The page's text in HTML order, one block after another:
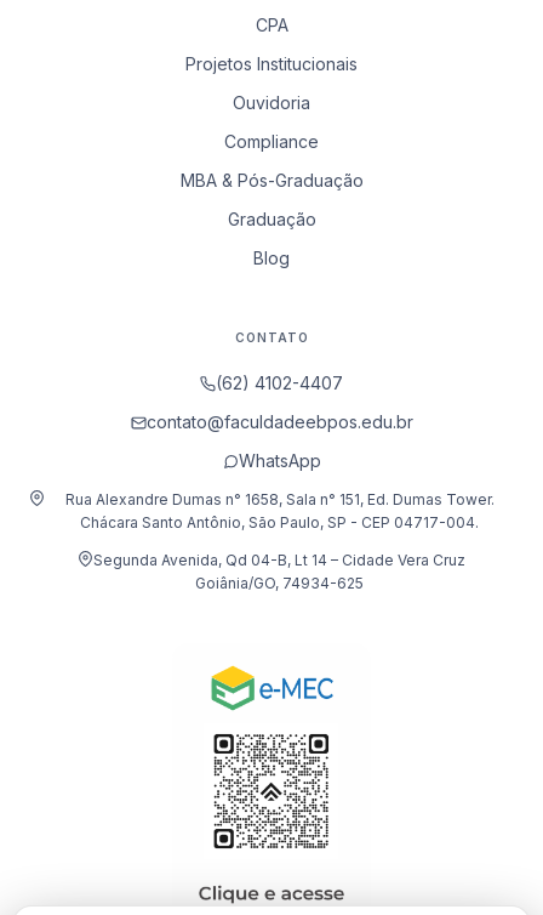
CPA
Projetos Institucionais
Ouvidoria
Compliance
MBA & Pós-Graduação
Graduação
Blog
CONTATO
(62) 4102-4407
contato@faculdadeebpos.edu.br
WhatsApp
Rua Alexandre Dumas n° 1658, Sala n° 151, Ed. Dumas Tower.
Chácara Santo Antônio, São Paulo, SP - CEP 04717-004.
Segunda Avenida, Qd 04-B, Lt 14 – Cidade Vera Cruz
Goiânia/GO, 74934-625